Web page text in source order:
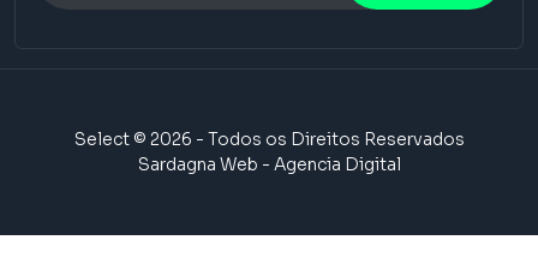
Select © 2026 - Todos os Direitos Reservados
Sardagna Web - Agencia Digital